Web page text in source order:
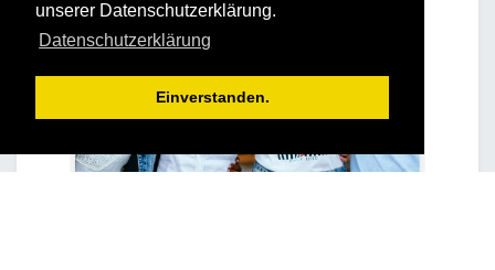
unserer Datenschutzerklärung.
Datenschutzerklärung
Einverstanden.